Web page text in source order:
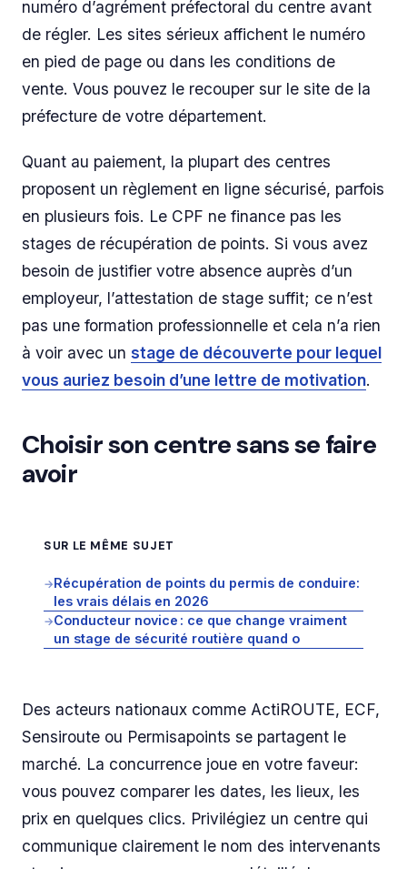
numéro d’agrément préfectoral du centre avant
de régler. Les sites sérieux affichent le numéro
en pied de page ou dans les conditions de
vente. Vous pouvez le recouper sur le site de la
préfecture de votre département.
Quant au paiement, la plupart des centres
proposent un règlement en ligne sécurisé, parfois
en plusieurs fois. Le CPF ne finance pas les
stages de récupération de points. Si vous avez
besoin de justifier votre absence auprès d’un
employeur, l’attestation de stage suffit; ce n’est
pas une formation professionnelle et cela n’a rien
à voir avec un stage de découverte pour lequel
vous auriez besoin d’une lettre de motivation.
Choisir son centre sans se faire
avoir
SUR LE MÊME SUJET
→Récupération de points du permis de conduire:
les vrais délais en 2026
→Conducteur novice : ce que change vraiment
un stage de sécurité routière quand o
Des acteurs nationaux comme ActiROUTE, ECF,
Sensiroute ou Permisapoints se partagent le
marché. La concurrence joue en votre faveur:
vous pouvez comparer les dates, les lieux, les
prix en quelques clics. Privilégiez un centre qui
communique clairement le nom des intervenants